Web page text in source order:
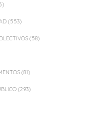
(553)
(58)
(81)
(293)